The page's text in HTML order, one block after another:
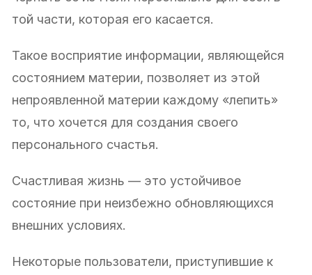
той части, которая его касается.
Такое восприятие информации, являющейся
состоянием материи, позволяет из этой
непроявленной материи каждому «лепить»
то, что хочется для создания своего
персонального счастья.
Счастливая жизнь — это устойчивое
состояние при неизбежно обновляющихся
внешних условиях.
Некоторые пользователи, приступившие к